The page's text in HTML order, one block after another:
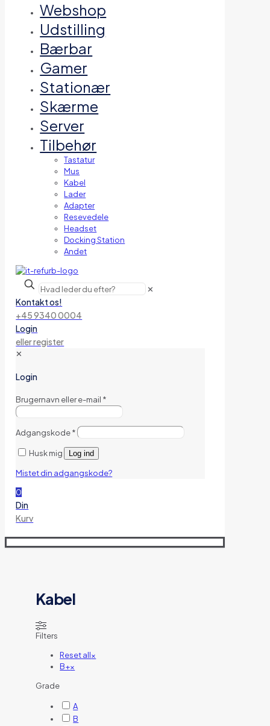
Webshop
Udstilling
Bærbar
Gamer
Stationær
Skærme
Server
Tilbehør
Tastatur
Mus
Kabel
Lader
Adapter
Resevedele
Headset
Docking Station
Andet
✕
Kontakt os!
+45 9340 0004
Login
eller register
✕
Login
Brugernavn eller e-mail *
Adgangskode*
Husk mig Log ind
Mistet din adgangskode?
0
Din
Kurv
Kabel
Filters
Reset all×
B+×
Grade
A
B